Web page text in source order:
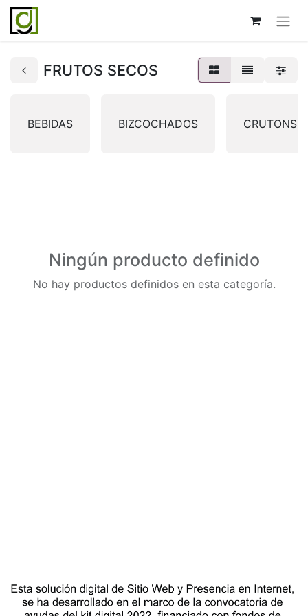
FRUTOS SECOS
BEBIDAS BIZCOCHADOS CRUTONS
Ningún producto definido
No hay productos definidos en esta categoría.